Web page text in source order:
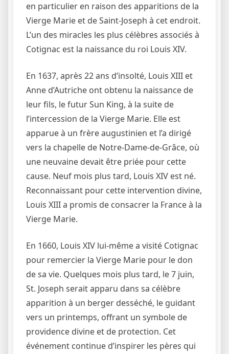
en particulier en raison des apparitions de la
Vierge Marie et de Saint-Joseph à cet endroit.
L’un des miracles les plus célèbres associés à
Cotignac est la naissance du roi Louis XIV.
En 1637, après 22 ans d’insolté, Louis XIII et
Anne d’Autriche ont obtenu la naissance de
leur fils, le futur Sun King, à la suite de
l’intercession de la Vierge Marie. Elle est
apparue à un frère augustinien et l’a dirigé
vers la chapelle de Notre-Dame-de-Grâce, où
une neuvaine devait être priée pour cette
cause. Neuf mois plus tard, Louis XIV est né.
Reconnaissant pour cette intervention divine,
Louis XIII a promis de consacrer la France à la
Vierge Marie.
En 1660, Louis XIV lui-même a visité Cotignac
pour remercier la Vierge Marie pour le don
de sa vie. Quelques mois plus tard, le 7 juin,
St. Joseph serait apparu dans sa célèbre
apparition à un berger desséché, le guidant
vers un printemps, offrant un symbole de
providence divine et de protection. Cet
événement continue d’inspirer les pères qui